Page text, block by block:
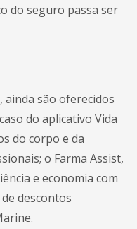
do seguro passa ser
ainda são oferecidos
do aplicativo Vida
do corpo e da
o Farma Assist,
e economia com
descontos